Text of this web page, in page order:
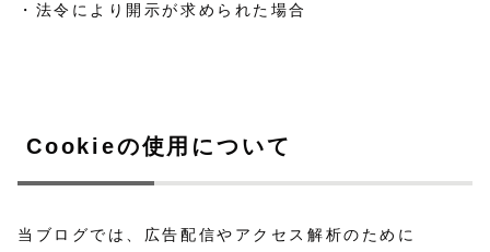
・法令により開示が求められた場合
Cookieの使用について
当ブログでは、広告配信やアクセス解析のために